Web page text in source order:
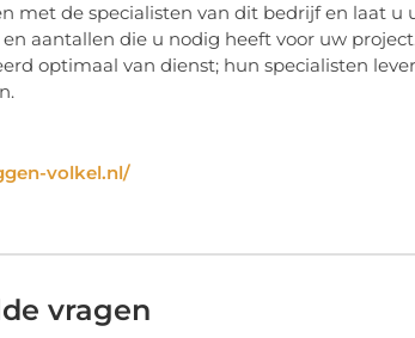
met de specialisten van dit bedrijf en laat
aantallen die u nodig heeft voor uw
optimaal van dienst; hun specialisten
volkel.nl/
vragen